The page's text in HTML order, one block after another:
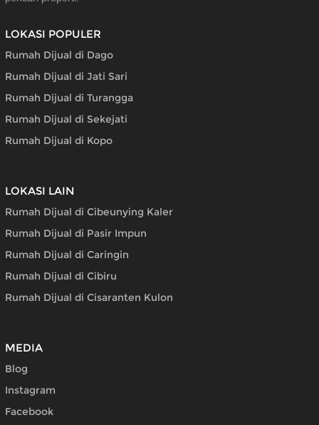
LOKASI POPULER
Rumah Dijual di Dago
Rumah Dijual di Jati Sari
Rumah Dijual di Turangga
Rumah Dijual di Sekejati
Rumah Dijual di Kopo
LOKASI LAIN
Rumah Dijual di Cibeunying Kaler
Rumah Dijual di Pasir Impun
Rumah Dijual di Caringin
Rumah Dijual di Cibiru
Rumah Dijual di Cisaranten Kulon
MEDIA
Blog
Instagram
Facebook